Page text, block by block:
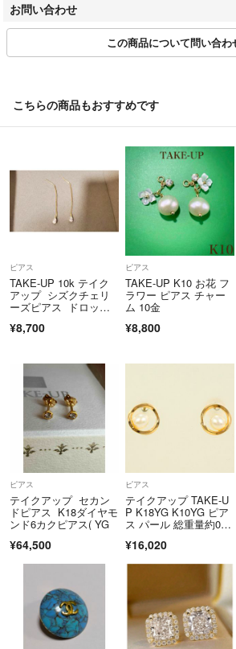
だけをストアに掲載！
※弊社は、偽造品排除を目的とした協会（
適格請求書登録番号 T9021001013831
■お問い合わせについて
商品詳細ページ、または取引ページよりお問
合わせフォームよりお問い合わせください。
営業時間：月～土 10:00～16:00（日・年末年
■お取引について
当店はラクマの規約に則り営業しております。
お値下げやお取り置き、専用ページの対応は
また、お問い合わせの有無に関わらず、ご購入
こちらは、ラクマ公式ショップの「Rehello
おります。
お客様が安心してご利用いただけるよう心が
▼特商法
https://fril.jp/ts/official/law/boc/
▼返品特約
https://fril.jp/ts/official/law/boc/#return_policy
お問い合わせ
この商品について問い合わ
こちらの商品もおすすめです
ピアス
TAKE-UP 10k テイク
アップ シズクチェリ
ーズピアス ドロップ
¥8,700
ピアス
TAKE-UP K10 お花 フ
ラワー ピアス チャー
ム 10金
¥8,800
ピアス
テイクアップ セカン
ドピアス K18ダイヤモ
ンド6カクピアス( YG
¥64,500
ピアス
テイクアップ TAKE-U
P K18YG K10YG ピア
ス パール 総重量約0.5
料 新品同様 【中
¥16,020